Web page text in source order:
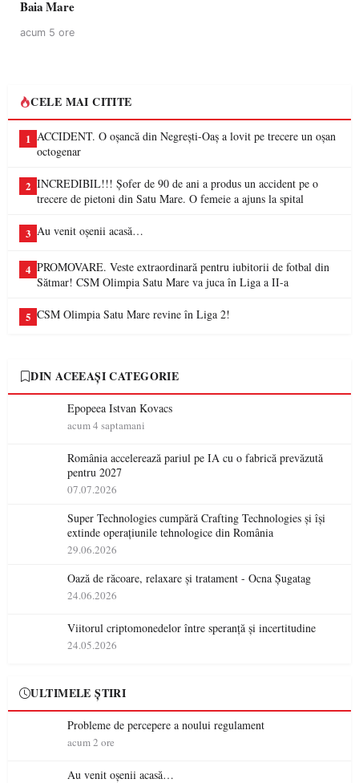
Baia Mare
acum 5 ore
CELE MAI CITITE
1 ACCIDENT. O oșancă din Negrești-Oaș a lovit pe trecere un oșan
octogenar
2 INCREDIBIL!!! Șofer de 90 de ani a produs un accident pe o
trecere de pietoni din Satu Mare. O femeie a ajuns la spital
3 Au venit oșenii acasă…
4 PROMOVARE. Veste extraordinară pentru iubitorii de fotbal din
Sătmar! CSM Olimpia Satu Mare va juca în Liga a II-a
5 CSM Olimpia Satu Mare revine în Liga 2!
DIN ACEEAȘI CATEGORIE
Epopeea Istvan Kovacs
acum 4 saptamani
România accelerează pariul pe IA cu o fabrică prevăzută
pentru 2027
07.07.2026
Super Technologies cumpără Crafting Technologies și își
extinde operațiunile tehnologice din România
29.06.2026
Oază de răcoare, relaxare și tratament - Ocna Șugatag
24.06.2026
Viitorul criptomonedelor între speranță și incertitudine
24.05.2026
ULTIMELE ȘTIRI
Probleme de percepere a noului regulament
acum 2 ore
Au venit oșenii acasă…